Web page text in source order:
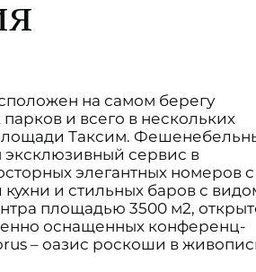
на самом берегу
и всего в нескольких
Таксим.
эксклюзивный сервис в
элегантных номеров с
и стильных баров с
площадью 3500 м2,
оснащенных конференц-
– оазис роскоши в